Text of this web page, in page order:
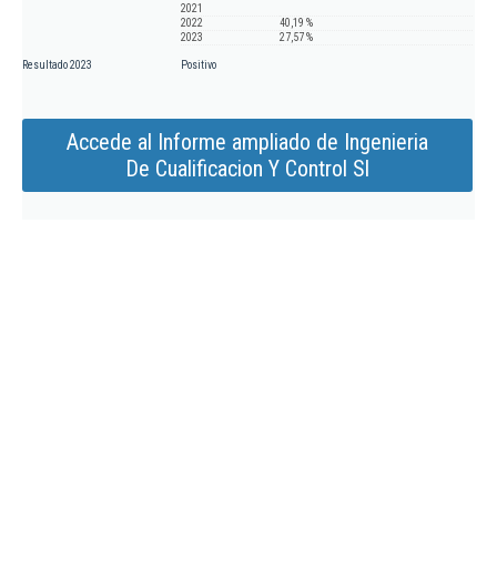
2021
2022
40,19 %
2023
27,57 %
Resultado 2023 Positivo
Accede al Informe ampliado de Ingenieria
De Cualificacion Y Control Sl